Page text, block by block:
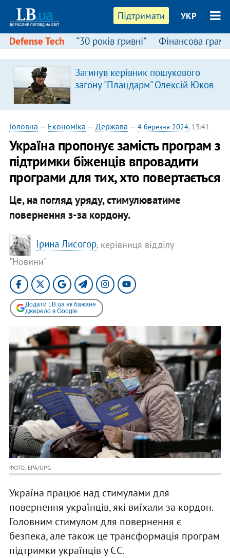
Підтримати УКР
Defense Tech “30 років гривні” Фінансова
Загинув керівник пошукового
загону "Плацдарм" Олексій Юков
Головна — Економіка — Держава — 4 березня 2024, 13:41
Україна пропонує замість програм з
підтримки біженців впровадити
програми для тих, хто повертається
Це, на погляд уряду, стимулюватиме
повернення з-за кордону.
Ірина Лисогор, керівниця відділу
"Новини"
Додати LB.ua як бажане
джерело в Google
ФОТО: EPA/UPG
Україна працює над стимулами для
повернення українців, які виїхали за кордон.
Головним стимулом для повернення є
безпека, але також це трансформація програм
підтримки українців у ЄС.